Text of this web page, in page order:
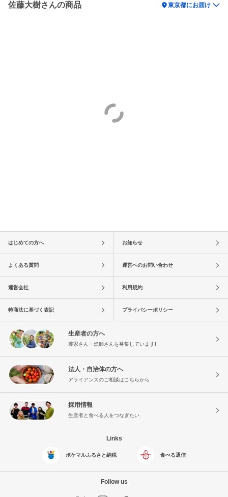
佐藤大樹さんの商品 location_on東京都にお届け
はじめての方へ お知らせ
よくある質問 運営へのお問い合わせ
運営会社 利用規約
特商法に基づく表記 プライバシーポリシー
生産者の方へ
農家さん・漁師さんを募集しています!
法人・自治体の方へ
アライアンスのご相談はこちらから
採用情報
生産者と食べる人をつなぎたい
Links
ポケマルふるさと納税 食べる通信
Follow us